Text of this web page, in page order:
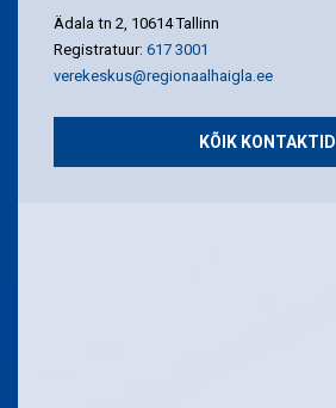
Ädala tn 2, 10614 Tallinn
Registratuur: 617 3001
verekeskus@regionaalhaigla.ee
KÕIK KONTAKTID